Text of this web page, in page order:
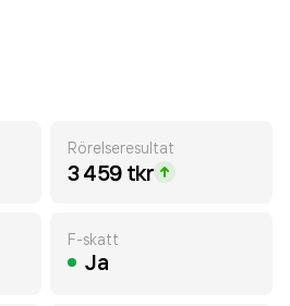
Rörelseresultat
3 459 tkr
F-skatt
Ja